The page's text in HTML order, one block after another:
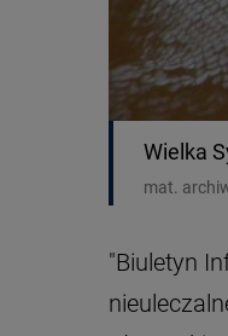
Wielka
mat.
"Biuletyn